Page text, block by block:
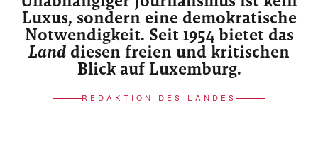
Luxus, sondern eine demokratische
Notwendigkeit. Seit 1954 bietet das
Land diesen freien und kritischen
Blick auf Luxemburg.
REDAKTION DES LANDES